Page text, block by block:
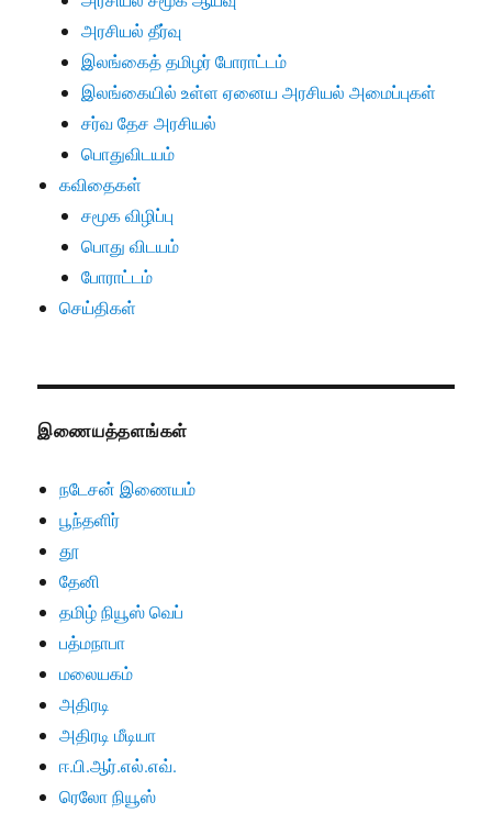
அரசியல் தீர்வு
இலங்கைத் தமிழர் போராட்டம்
இலங்கையில் உள்ள ஏனைய அரசியல் அமைப்புகள்
சர்வ தேச அரசியல்
பொதுவிடயம்
கவிதைகள்
சமூக விழிப்பு
பொது விடயம்
போராட்டம்
செய்திகள்
இணையத்தளங்கள்
நடேசன் இணையம்
பூந்தளிர்
தூ
தேனி
தமிழ் நியூஸ் வெப்
பத்மநாபா
மலையகம்
அதிரடி
அதிரடி மீடியா
ஈ.பி.ஆர்.எல்.எவ்.
ரெலோ நியூஸ்